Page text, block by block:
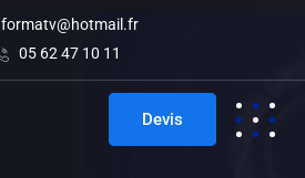
formatv@hotmail.fr
05 62 47 10 11
Devis